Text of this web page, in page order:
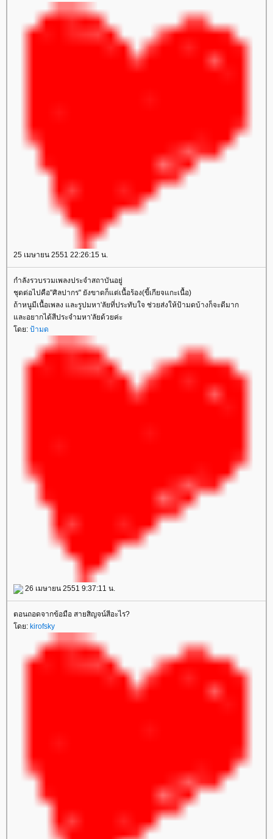
25 เมษายน 2551 22:26:15 น.
กำลังรวบรวมเพลงประจำสถาบันอยู่
ชุดต่อไปคือ"ศิลปากร" ยังขาดก็แต่เนื้อร้อง(ขี้เกียจแกะเนื้อ)
ถ้าหนูมีเนื้อเพลง และรูปมหา'ลัยที่ประทับใจ ช่วยส่งให้ป้ามดบ้างก็จะดีมาก
ละอยากได้สีประจำมหา'ลัยด้วยค่ะ
ดย: ป้ามด
26 เมษายน 2551 9:37:11 น.
ตอนถอดจากข้อมือ สายสิญจน์สีอะไร?
ดย: kirofsky